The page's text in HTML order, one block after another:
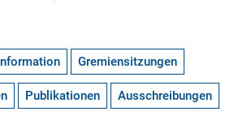
Gremiensitzungen
Publikationen Ausschreibungen